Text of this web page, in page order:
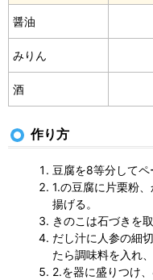
醤油
みりん
酒
作り方
豆腐を8等分してペ
1.の豆腐に片栗粉
揚げる。
きのこは石づきを
だし汁に人参の細
たら調味料を入れ
2.を器に盛りつけ